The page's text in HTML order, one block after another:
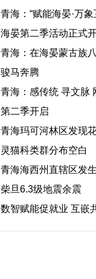
青海：“赋能海晏·万
海晏第二季活动正式
青海：在海晏蒙古族
骏马奔腾
青海：感传统 寻文脉
第二季开启
青海玛可河林区发现
灵猫科类群分布空白
青海海西州直辖区发
柴旦6.3级地震余震
数智赋能促就业 互嵌